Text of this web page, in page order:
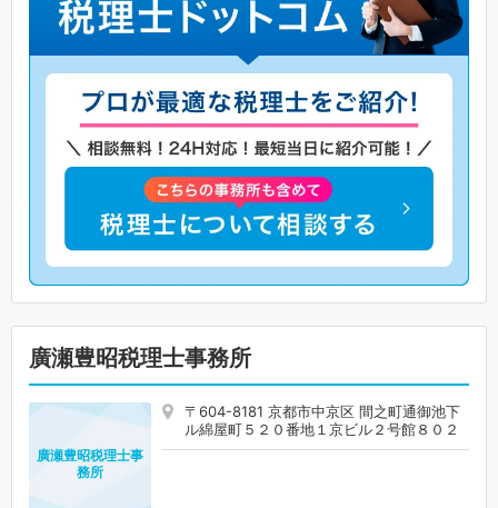
廣瀬豊昭税理士事務所
〒604-8181 京都市中京区 間之町通御池下
ル綿屋町５２０番地１京ビル２号館８０２
廣瀬豊昭税理士事
務所